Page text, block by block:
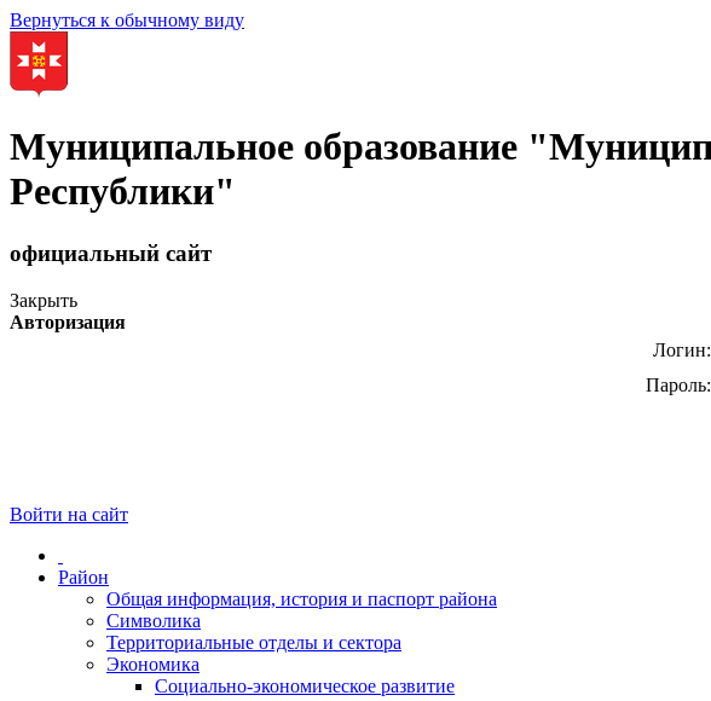
Вернуться к обычному виду
Муниципальное образование
Республики"
официальный сайт
Закрыть
Авторизация
Логин:
Пароль:
Войти на сайт
Район
Общая информация, история и паспорт района
Символика
Территориальные отделы и сектора
Экономика
Социально-экономическое развитие